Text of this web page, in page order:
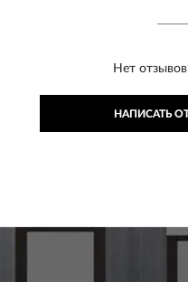
Нет
НАПИСАТЬ